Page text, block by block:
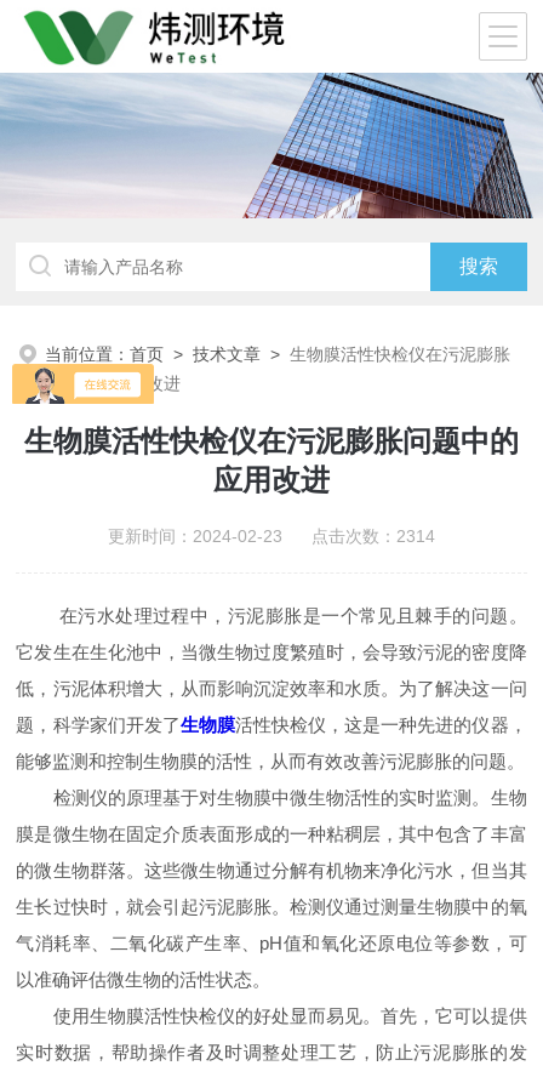
当前位置：首页 >技术文章 >生物膜活性快检仪在污泥膨胀
问题中的应用改进
生物膜活性快检仪在污泥膨胀问题中的
应用改进
更新时间：2024-02-23 点击次数：2314
在污水处理过程中，污泥膨胀是一个常见且棘手的问题。
它发生在生化池中，当微生物过度繁殖时，会导致污泥的密度降
低，污泥体积增大，从而影响沉淀效率和水质。为了解决这一问
题，科学家们开发了生物膜活性快检仪，这是一种先进的仪器，
能够监测和控制生物膜的活性，从而有效改善污泥膨胀的问题。
检测仪的原理基于对生物膜中微生物活性的实时监测。生物
膜是微生物在固定介质表面形成的一种粘稠层，其中包含了丰富
的微生物群落。这些微生物通过分解有机物来净化污水，但当其
生长过快时，就会引起污泥膨胀。检测仪通过测量生物膜中的氧
气消耗率、二氧化碳产生率、pH值和氧化还原电位等参数，可
以准确评估微生物的活性状态。
使用生物膜活性快检仪的好处显而易见。首先，它可以提供
实时数据，帮助操作者及时调整处理工艺，防止污泥膨胀的发